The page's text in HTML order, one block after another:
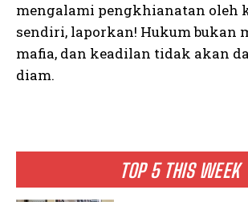
TOP 5 THIS WEEK
mengalami pengkhianatan oleh
sendiri, laporkan! Hukum bukan
mafia, dan keadilan tidak akan
diam.